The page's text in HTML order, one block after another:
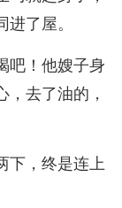
了屋。
吧！他嫂子身
去了油的，
下，终是连上